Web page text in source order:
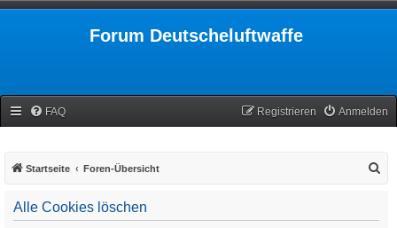
Forum Deutscheluftwaffe
FAQ Anmelden
Registrieren
Startseite Foren-Übersicht
Alle Cookies löschen